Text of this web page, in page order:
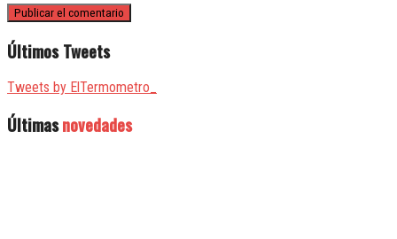
Últimos Tweets
Tweets by ElTermometro_
Últimasnovedades